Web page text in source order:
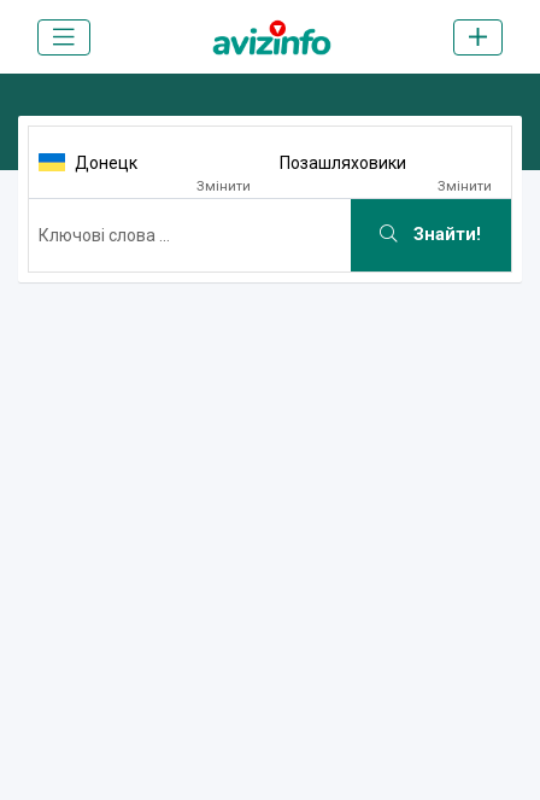
Донецк
Змінити
Позашляховики
Змінити
Знайти!